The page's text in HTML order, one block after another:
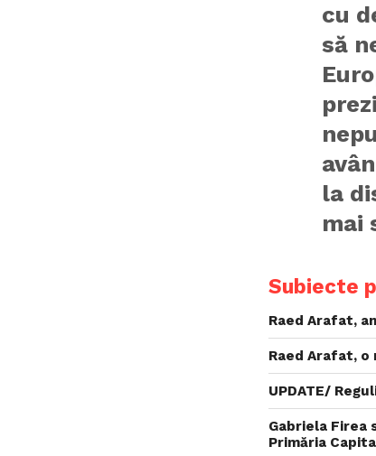
cu
să
la
mai
Subiecte
Raed Arafat,
Raed Arafat,
UPDATE/
Gabriela Firea
Primăria